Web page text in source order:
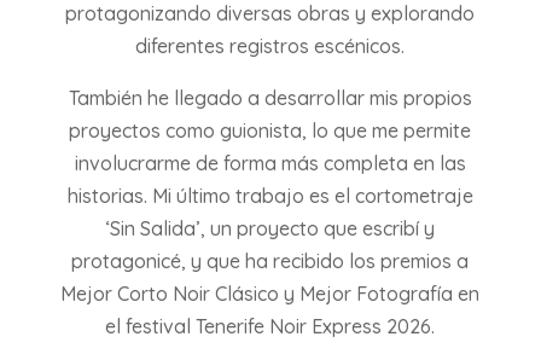
protagonizando diversas obras y explorando
diferentes registros escénicos.
También he llegado a desarrollar mis propios
proyectos como guionista, lo que me permite
involucrarme de forma más completa en las
historias. Mi último trabajo es el cortometraje
‘Sin Salida’, un proyecto que escribí y
protagonicé, y que ha recibido los premios a
Mejor Corto Noir Clásico y Mejor Fotografía en
el festival Tenerife Noir Express 2026.